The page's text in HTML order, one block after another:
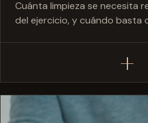
Cuánta limpieza se necesita
del ejercicio, y cuándo basta
+